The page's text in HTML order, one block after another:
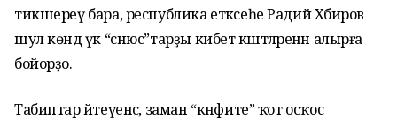
тикшереү бара, республика етәксеһе Радий Хәбиров
шул көндә үк “снюс”тарҙы кибет кәштәләренән алырға
бойорҙо.
Табиптар әйтеүенсә, заман “кәнфите” ҡот осҡос